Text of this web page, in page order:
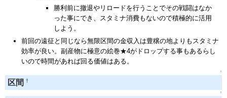
勝利前に撤退やリロードを行うことでその戦闘はなか
った事にでき、スタミナ消費もないので積極的に活用
しよう。
前回の遠征と同じなら無限区間の金収入は豊穣の地よりもスタミナ
効率が良い。副産物に極意の絵巻★4がドロップする事もあるらし
いので時間があれば回る価値はある。
↑
区間 †
↑